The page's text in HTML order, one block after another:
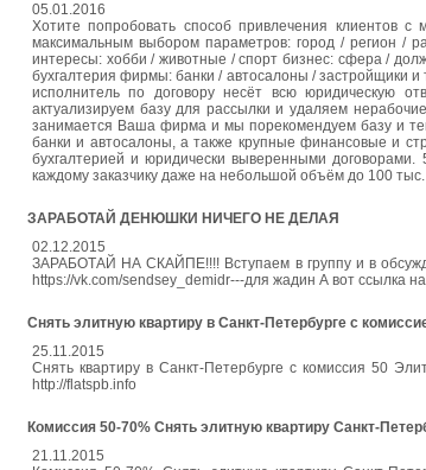
05.01.2016
Хотите попробовать способ привлечения клиентов
максимальным выбором параметров: город / регион /
интересы: хобби / животные / спорт бизнес: сфера /
бухгалтерия фирмы: банки / автосалоны /
исполнитель по договору несёт всю юридическую
актуализируем базу для рассылки и удаляем
занимается Ваша фирма и мы порекомендуем базу и
банки и автосалоны, а также крупные финансовые и
бухгалтерией и юридически выверенными
каждому заказчику даже на небольшой объём до 100
ЗАРАБОТАЙ ДЕНЮШКИ НИЧЕГО НЕ ДЕЛАЯ
02.12.2015
ЗАРАБОТАЙ НА СКАЙПЕ!!!! Вступаем в группу и в
https://vk.com/sendsey_demidr---для жадин А вот ссылка
Снять элитную квартиру в Санкт-Петербурге с
25.11.2015
Снять квартиру в Санкт-Петербурге с комиссия 50
http://flatspb.info
Комиссия 50-70% Снять элитную квартиру Санкт-
21.11.2015